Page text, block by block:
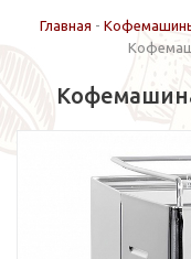
Главная -